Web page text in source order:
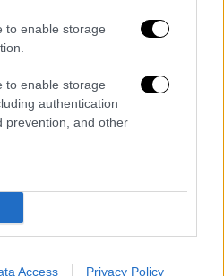
to enable storage
to enable storage
authentication
prevention, and other
Access Privacy Policy
Στο πώς θα
που έχουμε στη
στο να υπάρχει πολύ
Να υπάρχει
από πίσω
και αγάπη για τον